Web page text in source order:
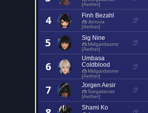
[Aether]
4 Finh Bezahl
Jenova
[Aether]
5 Sig Nine
Midgardsormr
[Aether]
6
Umbasa
Coldblood
Midgardsormr
[Aether]
7 Jorgen Aesir
Sargatanas
[Aether]
Shami Ko